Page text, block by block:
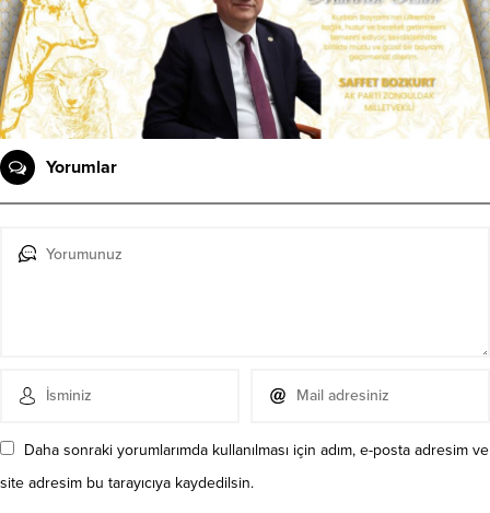
Yorumlar
Daha sonraki yorumlarımda kullanılması için adım, e-posta adresim ve
site adresim bu tarayıcıya kaydedilsin.